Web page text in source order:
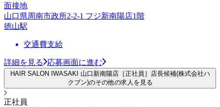
面接地
山口県周南市政所2-2-1 フジ新南陽店1階
徳山駅
交通費支給
詳細を見る 応募画面に進む
HAIR SALON IWASAKI 山口新南陽店［正社員］店長候補(株式会社ハ
クブン)のその他の求人を見る
正社員